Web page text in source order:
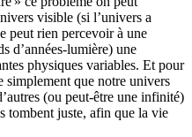
visible (si l’univers a
peut rien percevoir à une
d’années-lumière) une
physiques variables. Et pour
simplement que notre univers
(ou peut-être une infinité)
tombent juste, afin que la vie